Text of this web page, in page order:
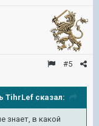
#5
TihrLef сказал:
знает, в какой